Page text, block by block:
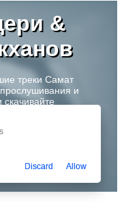
&
треки Самат
и
перспективных
Discard Allow